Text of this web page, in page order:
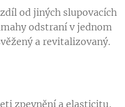
od jiných slupovacích
odstraní v jednom
a revitalizovaný.
zpevnění a elasticitu,